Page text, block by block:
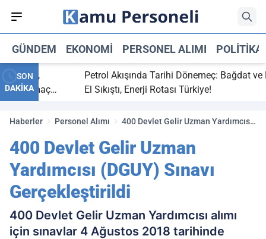
GÜNDEM EKONOMI PERSONEL ALIMI POLITIKA
SON
DAKİKA
bitti,
maç
Petrol Akışında Tarihi Dönemeç: Bağdat ve
El Sıkıştı, Enerji Rotası Türkiye!
Haberler Personel Alımı
400 Devlet Gelir Uzman Yardımcısı
400 Devlet Gelir Uzman
Yardımcısı (DGUY) Sınavı
Gerçekleştirildi
400 Devlet Gelir Uzman Yardımcısı alımı
için sınavlar 4 Ağustos 2018 tarihinde